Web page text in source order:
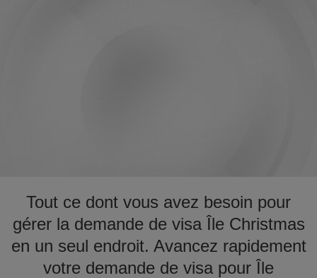
Tout ce dont vous avez besoin pour
gérer la demande de visa Île Christmas
en un seul endroit. Avancez rapidement
votre demande de visa pour Île